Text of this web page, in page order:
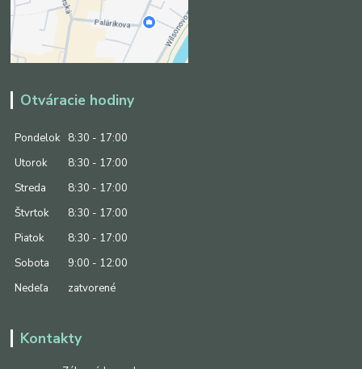
Otváracie hodiny
Pondelok
8:30 - 17:00
Utorok
8:30 - 17:00
Streda
8:30 - 17:00
Štvrtok
8:30 - 17:00
Piatok
8:30 - 17:00
Sobota
9:00 - 12:00
Nedeľa
zatvorené
Kontakty